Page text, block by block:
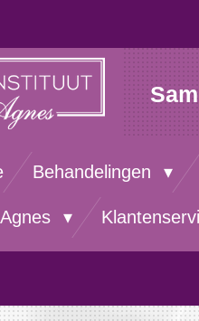
Behandelingen